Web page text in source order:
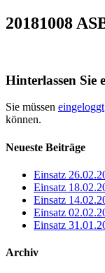
20181008
Hinterlassen Sie
Sie müssen eingeloggt
können.
Neueste Beiträge
Einsatz
Einsatz
Einsatz
Einsatz
Einsatz
Archiv